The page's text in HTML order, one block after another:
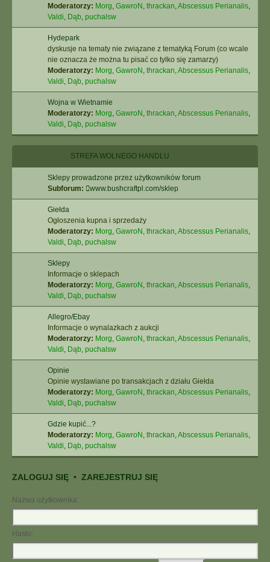
Moderatorzy: Morg, GawroN , thrackan,Abscessus Perianalis,
Valdi, Dąb, puchalsw
Hydepark
dyskusje na tematy nie związane z tematyką Forum (co wcale
nie oznacza że można tu pisać co tylko się zamarzy)
Moderatorzy: Morg, GawroN , thrackan,Abscessus Perianalis,
Valdi, Dąb, puchalsw
Wojna w Wietnamie
Moderatorzy: Morg, GawroN , thrackan,Abscessus Perianalis,
Valdi, Dąb, puchalsw
STREFA WOLNEGO HANDLU
Sklepy prowadzone przez użytkowników forum
Subforum:
www.bushcraftpl.com/sklep
Giełda
Ogłoszenia kupna i sprzedaży
Moderatorzy: Morg, GawroN , thrackan,Abscessus Perianalis,
Valdi, Dąb, puchalsw
Sklepy
Informacje o sklepach
Moderatorzy: Morg, GawroN , thrackan,Abscessus Perianalis,
Valdi, Dąb, puchalsw
Allegro/Ebay
Informacje o wynalazkach z aukcji
Moderatorzy: Morg, GawroN , thrackan,Abscessus Perianalis,
Valdi, Dąb, puchalsw
Opinie
Opinie wystawiane po transakcjach z działu Giełda
Moderatorzy: Morg, GawroN , thrackan,Abscessus Perianalis,
Valdi, Dąb, puchalsw
Gdzie kupić...?
Moderatorzy: Morg, GawroN , thrackan,Abscessus Perianalis,
Valdi, Dąb, puchalsw
ZALOGUJ SIĘ • ZAREJESTRUJ SIĘ
Nazwa użytkownika:
Hasło: